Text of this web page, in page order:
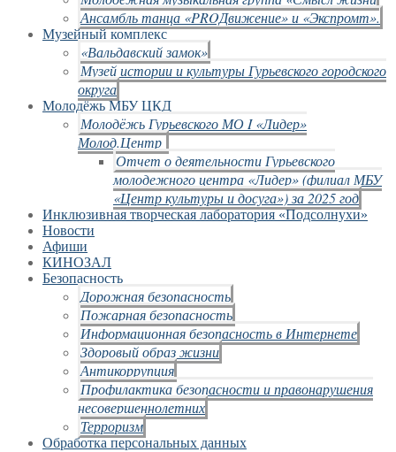
Ансамбль танца «PROДвижение» и «Экспромт».
Музейный комплекс
«Вальдавский замок»
Музей истории и культуры Гурьевского городского
округа
Молодёжь МБУ ЦКД
Молодёжь Гурьевского МО I «Лидер»
Молод.Центр
Отчет о деятельности Гурьевского
молодежного центра «Лидер» (филиал МБУ
«Центр культуры и досуга») за 2025 год
Инклюзивная творческая лаборатория «Подсолнухи»
Новости
Афиши
КИНОЗАЛ
Безопасность
Дорожная безопасность
Пожарная безопасность
Информационная безопасность в Интернете
Здоровый образ жизни
Антикоррупция
Профилактика безопасности и правонарушения
несовершеннолетних
Терроризм
Обработка персональных данных